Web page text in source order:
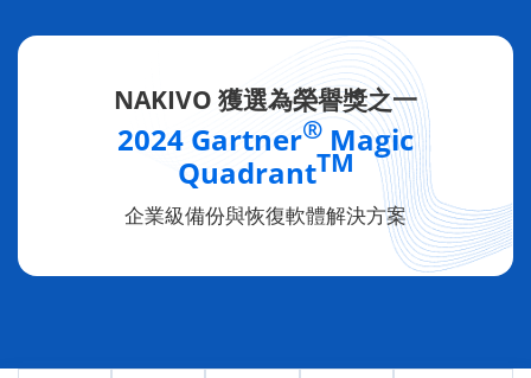
NAKIVO 獲選為榮譽獎之一
2024 Gartner® Magic
QuadrantTM
企業級備份與恢復軟體解決方案